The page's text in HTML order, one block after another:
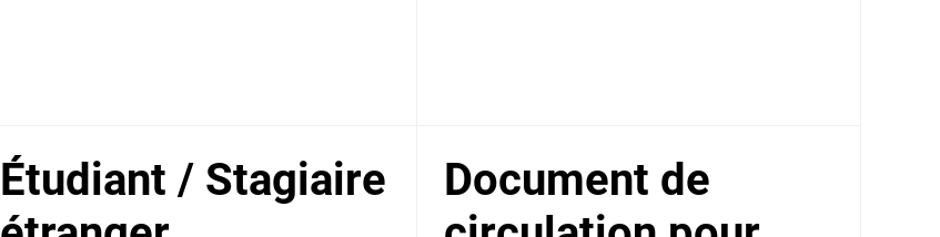
Étudiant / Stagiaire
Document de